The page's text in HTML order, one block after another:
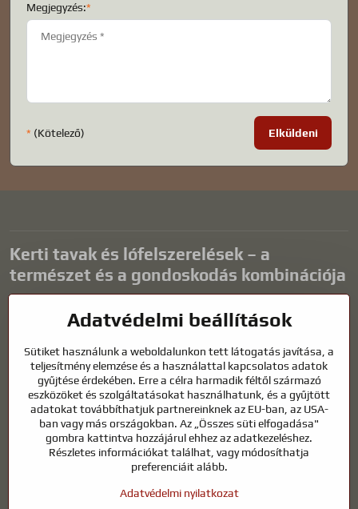
Megjegyzés:*
* (Kötelező) Elküldeni
Kerti tavak és lófelszerelések – a
természet és a gondoskodás kombinációja
harmonikus környezetet teremtenek a kikapcsolódáshoz és a vízi
karbantartás kulcsfontosságú a tiszta vízhez és az egészséges
tóhoz egész évben. Ugyanilyen fontos az életünk részét képező
állatok gondozása is.
A lovaknak kiváló minőségű lovaglófelszerelésre, megfelelő
táplálkozásra és felelősségteljes gondoskodásra van szükségük
ahhoz, hogy egészségesek, erősek és elégedettek legyenek. Legyen
szó lovasok, tenyésztők vagy természetkedvelők felszereléséről, a cél
állatok, mind az emberek természetes egyensúlyát, biztonságát és
Adatvédelmi beállítások
Sütiket használunk a weboldalunkon tett látogatás javítása, a
teljesítmény elemzése és a használattal kapcsolatos adatok
gyűjtése érdekében. Erre a célra harmadik féltől származó
eszközöket és szolgáltatásokat használhatunk, és a gyűjtött
adatokat továbbíthatjuk partnereinknek az EU-ban, az USA-
ban vagy más országokban. Az „Összes süti elfogadása"
gombra kattintva hozzájárul ehhez az adatkezeléshez.
Részletes információkat találhat, vagy módosíthatja
preferenciáit alább.
Adatvédelmi nyilatkozat